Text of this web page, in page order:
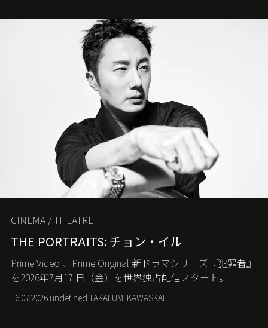
CINEMA / THEATRE
THE PORTRAITS: チョン・イル
Prime Video 、 Prime Original 新ドラマシリーズ『犯罪者』
を2026年7月 17 日（金）を世界独占配信スタート。
16.07.2026 undefined TAKAFUMI KAWASKAI